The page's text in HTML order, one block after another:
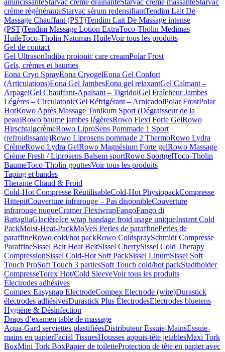
amincissanteStarvac crème drainanteStarvac crème massanteStarvac
crème régénéranteStarvac sérum redensifiantTendim Lait De
Massage Chauffant (PST)Tendim Lait De Massage intense
(PST)Tendim Massage Lotion ExtraToco-Tholin Medimas
HuileToco-Tholin Natumas HuileVoir tous les produits
Gel de contact
Gel UltrasonIndiba proionic care creamPolar Frost
Gels, crèmes et baumes
Eona Cryo SprayEona CryogelEona Gel Confort
(Articulations)Eona Gel JambesEona gel relaxantGel Calmant –
ArpagelGel Chauffant-Apaisant – TigridolGel Fraîcheur Jambes
Légères – CirculatonicGel Réfrigérant – ArnicadolPolar FrostPolar
HotRowo Après Massage Tonikum Sport (Dégraisseur de la
peau)Rowo baume jambes légèresRowo Flexi Forte GelRowo
HirschtalgcrèmeRowo LiproSens Pommade 1 Sport
(refroidissante)Rowo Liprosens pommade 2 ThermoRowo Lydra
CrèmeRowo Lydra GelRowo Magnésium Forte gelRowo Massage
Crème Fresh / Liprosens Balsem sportRowo SportgelToco-Tholin
BaumeToco-Tholin gouttesVoir tous les produits
Taping et bandes
Therapie Chaud & Froid
Cold-Hot Compresse RéutilisableCold-Hot PhysiopackCompresse
HittepitCouverture infrarouge – Pas disponibleCouverture
infrarouge nuqueCramer FlexiwrapFangoFango di
BattagliaGlacièreIce wrap bandage froid usage uniqueInstant Cold
PackMoist-Heat-PackMoVeS Perles de paraffinePerles de
paraffineRowo cold/hot packRowo ColdspraySchmidt Compresse
ParaffineSissel Belt Heat BeltSissel CherrySissel Cold Therapy
CompressionSissel Cold-Hot Soft PackSissel LinumSissel Soft
Touch ProSoft Touch 3 partiesSoft Touch cold/hot packStadtholder
CompresseTorex Hot/Cold SleeveVoir tous les produits
Électrodes adhésives
Compex Easysnap ElectrodeCompex Electrode (wire)Durastick
électrodes adhésivesDurastick Plus ÉlectrodesElectrodes bluetens
Hygiène & Désinfection
Draps d’examen table de massage
Aqua-Gard serviettes plastifiéesDistributeur Essuie-MainsEssuie-
mains en papierFacial TissuesHousses appuis-tête jetablesMaxi Tork
BoxMini Tork BoxPapier de toiletteProtection de tête en papier avec